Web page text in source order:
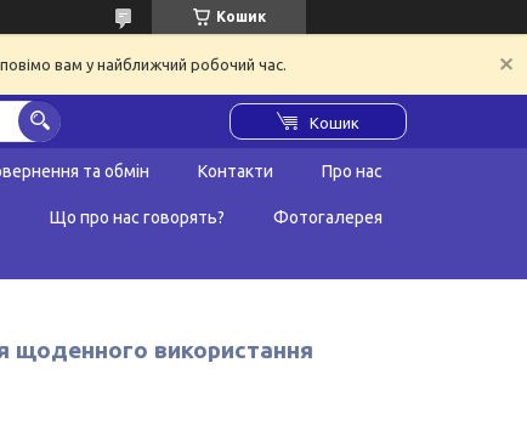
Кошик
вам у найближчий робочий час.
Кошик
та обмін Контакти Про нас
Що про нас говорять? Фотогалерея
щоденного використання